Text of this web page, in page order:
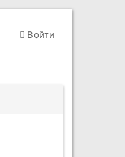
Войти